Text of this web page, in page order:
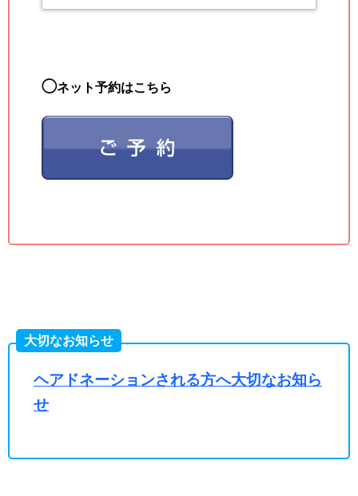
◯ネット予約はこちら
大切なお知らせ
ヘアドネーションされる方へ大切なお知ら
せ